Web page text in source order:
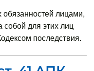
лицами,
собой для этих лиц
последствия.